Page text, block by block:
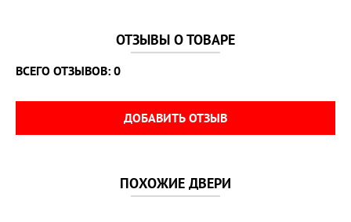
Размер дверного блока
Толщина внутренней панели
ОТЗЫВЫ О ТОВАРЕ
ВСЕГО ОТЗЫВОВ: 0
ДОБАВИТЬ ОТЗЫВ
ПОХОЖИЕ ДВЕРИ